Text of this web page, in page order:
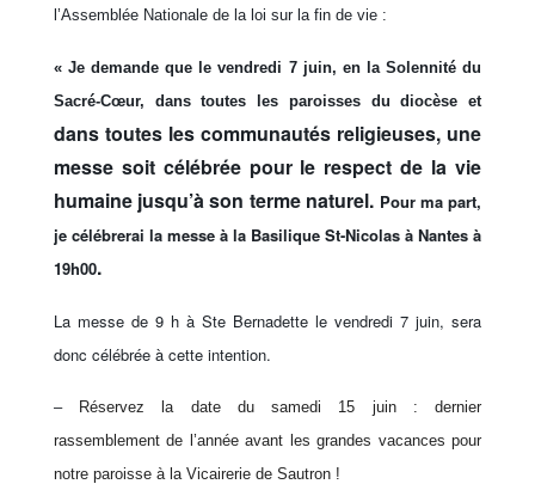
l’Assemblée Nationale de la loi sur la fin de vie :
« Je demande que le vendredi 7 juin, en la Solennité du
Sacré-Cœur, dans toutes les paroisses du diocèse et
dans toutes les communautés religieuses, une
messe soit célébrée pour le respect de la vie
humaine jusqu’à son terme naturel. Pour ma part,
je célébrerai la messe à la Basilique St-Nicolas à Nantes à
19h00.
La messe de 9 h à Ste Bernadette le vendredi 7 juin, sera
donc célébrée à cette intention.
– Réservez la date du samedi 15 juin : dernier
rassemblement de l’année avant les grandes vacances pour
notre paroisse à la Vicairerie de Sautron !